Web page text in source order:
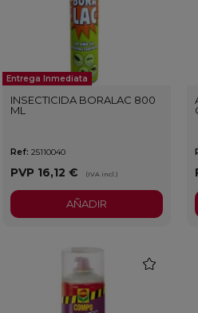
Entrega Inmediata
INSECTICIDA BORALAC 800
ML
Ref: 25110040
PVP 16,12 € (IVA incl.)
AÑADIR